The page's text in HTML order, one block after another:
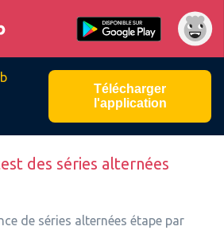
Télécharger
l'application
des séries alternées
de séries alternées étape par